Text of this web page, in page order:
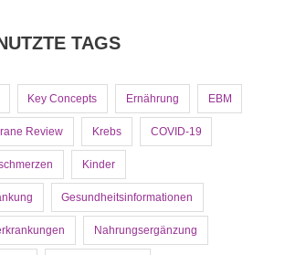
TAGS
Key Concepts Ernährung EBM
Review Krebs COVID-19
Kinder
Gesundheitsinformationen
Nahrungsergänzung